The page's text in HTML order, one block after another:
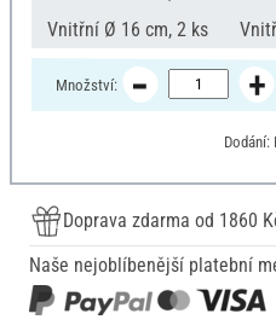
Vnitřní Ø 16 cm, 2 ks
Množství:
Dodání:
Doprava zdarma od 1860
Naše nejoblíbenější platební